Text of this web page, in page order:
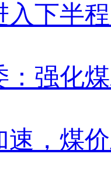
入下半
：强化
速，煤